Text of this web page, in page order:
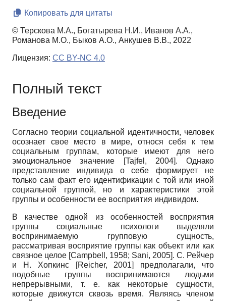
Копировать для цитаты
© Терскова М.А., Богатырева Н.И., Иванов А.А.,
Романова М.О., Быков А.О., Анкушев В.В., 2022
Лицензия: CC BY-NC 4.0
Полный текст
Введение
Согласно теории социальной идентичности, человек
осознает свое место в мире, относя себя к тем
социальным группам, которые имеют для него
эмоциональное значение
[Tajfel, 2004]. Однако
представление индивида о себе формирует не
только сам факт его идентификации с той или иной
социальной группой, но и характеристики этой
группы и особенности ее восприятия индивидом.
В качестве одной из особенностей восприятия
группы социальные психологи выделяли
воспринимаемую групповую сущность,
рассматривая восприятие группы как объект или как
связное целое [Campbell, 1958; Sani, 2005]. С. Рейчер
и Н. Хопкинс
[Reicher, 2001]
предполагали, что
подобные группы воспринимаются людьми
непрерывными, т. е. как некоторые сущности,
которые движутся сквозь время. Являясь членом